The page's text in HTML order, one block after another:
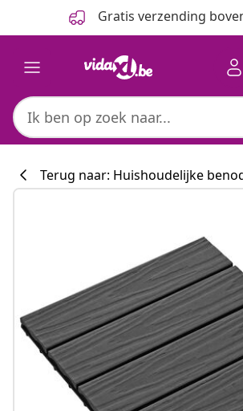
Gratis verzending
Terug naar: Huishoudelijke